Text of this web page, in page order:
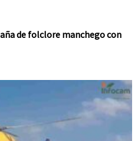
de folclore manchego con